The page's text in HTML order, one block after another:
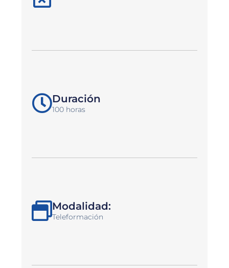
Duración
100 horas
Modalidad:
Teleformación